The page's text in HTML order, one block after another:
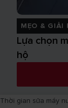
MẸO & GIẢI
Lựa chọn
hộ
Thời gian sửa máy